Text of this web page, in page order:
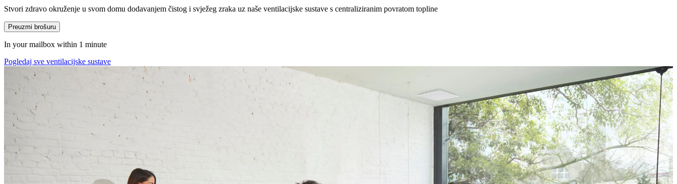
Stvori zdravo okruženje u svom domu dodavanjem čistog i svježeg zraka uz naše ventilacijske sustave s centraliziranim povratom topline
Preuzmi brošuru
In your mailbox within 1 minute
Pogledaj sve ventilacijske sustave